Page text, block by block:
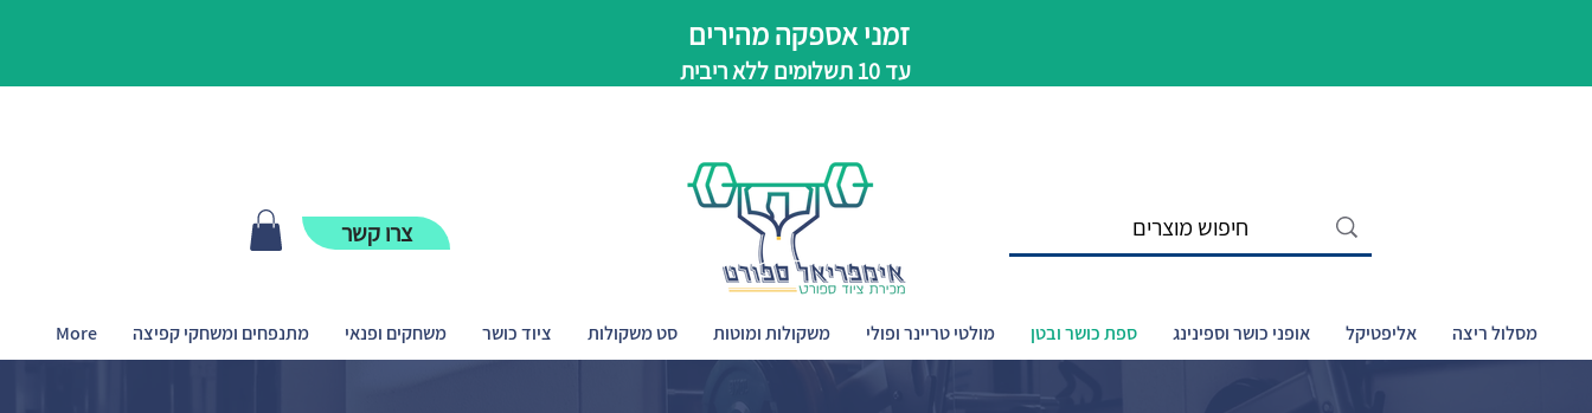
זמני אספקה מהירים
עד 10 תשלומים ללא ריבית
צרו קשר
מסלול ריצה אליפטיקל אופני כושר וספינינג ספת כושר ובטן מולטי טריינר ופולי משקולות ומוטות סט משקולות ציוד כושר משחקים ופנאי מתנפחים ומשחקי קפיצה More